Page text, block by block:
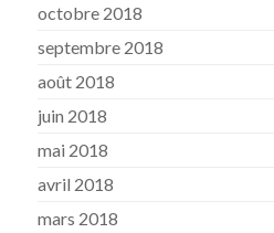
octobre 2018
septembre 2018
août 2018
juin 2018
mai 2018
avril 2018
mars 2018